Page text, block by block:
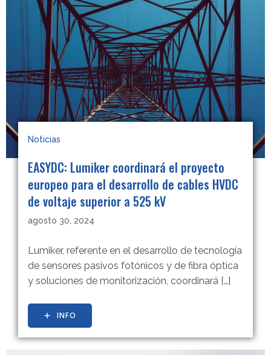
Noticias
EASYDC: Lumiker coordinará el proyecto
europeo para el desarrollo de cables HVDC
de voltaje superior a 525 kV
agosto 30, 2024
Lumiker, referente en el desarrollo de tecnología
de sensores pasivos fotónicos y de fibra óptica
y soluciones de monitorización, coordinará […]
INFO